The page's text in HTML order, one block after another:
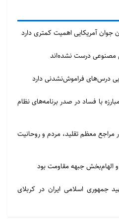
ابوالحسن نواب در پایان
والمسلمین شهرستانی برای
مختلف شیعه و شخصیت‌های
دنیا در آسیا و آفریقا و
را برای خدمت رسانی به
نموده است. در آخر می‌توان
آیت الله العظمی سیستانی را
دانست.
و المسلمین سید جواد
به مناسبت ولادت حضرت
معصومین (ع) را سرمایه
سرمایه های خود به خوبی
ائمه معصوممان را بدانیم و تا
اقتدا و از برکات آنها
جوان آمریکایی اهمیت کمتری دارد
مصنوعی درست نشده‌اند
درس‌های فراموش‌نشدنی دارد
با فساد در صدر برنامه‌های نظام
مراجع معظم تقلید، مردم و روحانیت
جبهه مقاومت بود
جمهوری اسلامی ایران در کربلای